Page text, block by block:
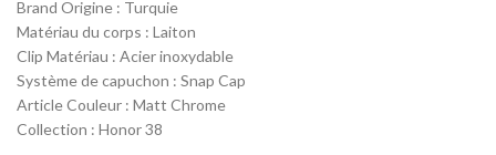
Brand Origine : Turquie
Matériau du corps : Laiton
Clip Matériau : Acier inoxydable
Système de capuchon : Snap Cap
Article Couleur : Matt Chrome
Collection : Honor 38